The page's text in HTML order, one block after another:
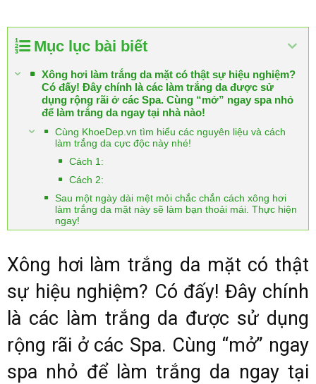
Mục lục bài biết
Xông hơi làm trắng da mặt có thật sự hiệu nghiệm?
Có đấy! Đây chính là các làm trắng da được sử
dụng rộng rãi ở các Spa. Cùng “mở” ngay spa nhỏ
để làm trắng da ngay tại nhà nào!
Cùng KhoeDep.vn tìm hiểu các nguyên liệu và cách
làm trắng da cực độc này nhé!
Cách 1:
Cách 2:
Sau một ngày dài mệt mỏi chắc chắn cách xông hơi
làm trắng da mặt này sẽ làm bạn thoải mái. Thực hiện
ngay!
Xông hơi làm trắng da mặt có thật
sự hiệu nghiệm? Có đấy! Đây chính
là các làm trắng da được sử dụng
rộng rãi ở các Spa. Cùng “mở” ngay
spa nhỏ để làm trắng da ngay tại